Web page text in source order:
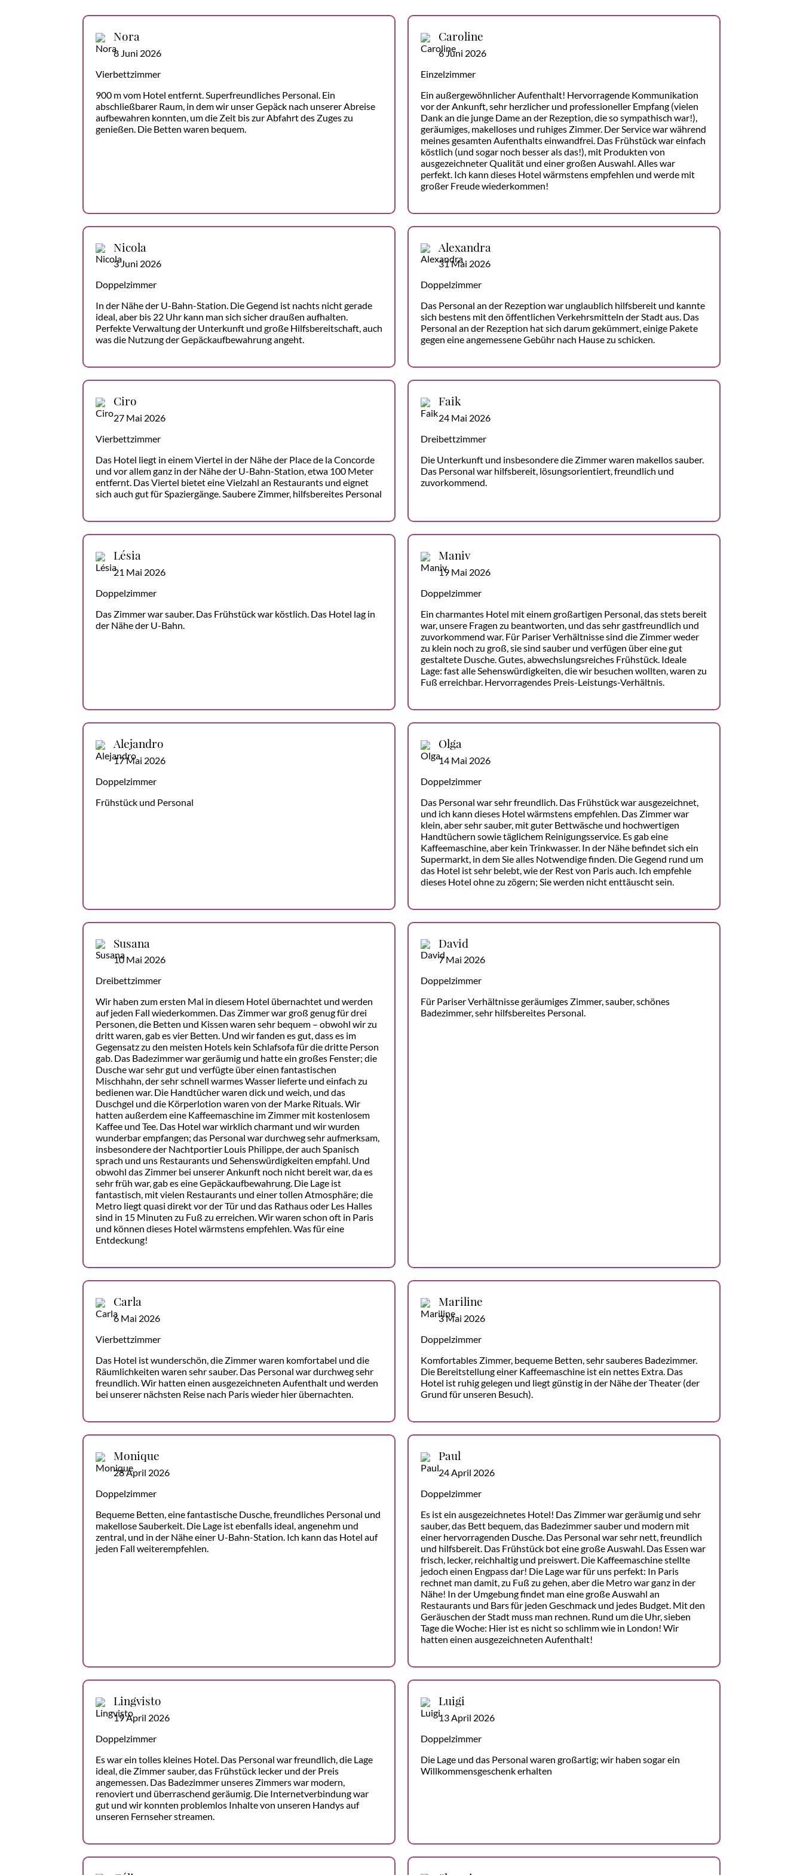
Nora
8 Juni 2026
Vierbettzimmer
900 m vom Hotel entfernt. Superfreundliches Personal. Ein
abschließbarer Raum, in dem wir unser Gepäck nach unserer Abreise
aufbewahren konnten, um die Zeit bis zur Abfahrt des Zuges zu
genießen. Die Betten waren bequem.
Caroline
6 Juni 2026
Einzelzimmer
Ein außergewöhnlicher Aufenthalt! Hervorragende Kommunikation
vor der Ankunft, sehr herzlicher und professioneller Empfang (vielen
Dank an die junge Dame an der Rezeption, die so sympathisch war!),
geräumiges, makelloses und ruhiges Zimmer. Der Service war während
meines gesamten Aufenthalts einwandfrei. Das Frühstück war einfach
köstlich (und sogar noch besser als das!), mit Produkten von
ausgezeichneter Qualität und einer großen Auswahl. Alles war
perfekt. Ich kann dieses Hotel wärmstens empfehlen und werde mit
großer Freude wiederkommen!
Nicola
3 Juni 2026
Doppelzimmer
In der Nähe der U-Bahn-Station. Die Gegend ist nachts nicht gerade
ideal, aber bis 22 Uhr kann man sich sicher draußen aufhalten.
Perfekte Verwaltung der Unterkunft und große Hilfsbereitschaft, auch
was die Nutzung der Gepäckaufbewahrung angeht.
Alexandra
31 Mai 2026
Doppelzimmer
Das Personal an der Rezeption war unglaublich hilfsbereit und kannte
sich bestens mit den öffentlichen Verkehrsmitteln der Stadt aus. Das
Personal an der Rezeption hat sich darum gekümmert, einige Pakete
gegen eine angemessene Gebühr nach Hause zu schicken.
Ciro
27 Mai 2026
Vierbettzimmer
Das Hotel liegt in einem Viertel in der Nähe der Place de la Concorde
und vor allem ganz in der Nähe der U-Bahn-Station, etwa 100 Meter
entfernt. Das Viertel bietet eine Vielzahl an Restaurants und eignet
sich auch gut für Spaziergänge. Saubere Zimmer, hilfsbereites Personal
Faik
24 Mai 2026
Dreibettzimmer
Die Unterkunft und insbesondere die Zimmer waren makellos sauber.
Das Personal war hilfsbereit, lösungsorientiert, freundlich und
zuvorkommend.
Lésia
21 Mai 2026
Doppelzimmer
Das Zimmer war sauber. Das Frühstück war köstlich. Das Hotel lag in
der Nähe der U-Bahn.
Maniv
19 Mai 2026
Doppelzimmer
Ein charmantes Hotel mit einem großartigen Personal, das stets bereit
war, unsere Fragen zu beantworten, und das sehr gastfreundlich und
zuvorkommend war. Für Pariser Verhältnisse sind die Zimmer weder
zu klein noch zu groß, sie sind sauber und verfügen über eine gut
gestaltete Dusche. Gutes, abwechslungsreiches Frühstück. Ideale
Lage: fast alle Sehenswürdigkeiten, die wir besuchen wollten, waren zu
Fuß erreichbar. Hervorragendes Preis-Leistungs-Verhältnis.
Alejandro
17 Mai 2026
Doppelzimmer
Frühstück und Personal
Olga
14 Mai 2026
Doppelzimmer
Das Personal war sehr freundlich. Das Frühstück war ausgezeichnet,
und ich kann dieses Hotel wärmstens empfehlen. Das Zimmer war
klein, aber sehr sauber, mit guter Bettwäsche und hochwertigen
Handtüchern sowie täglichem Reinigungsservice. Es gab eine
Kaffeemaschine, aber kein Trinkwasser. In der Nähe befindet sich ein
Supermarkt, in dem Sie alles Notwendige finden. Die Gegend rund um
das Hotel ist sehr belebt, wie der Rest von Paris auch. Ich empfehle
dieses Hotel ohne zu zögern; Sie werden nicht enttäuscht sein.
Susana
10 Mai 2026
Dreibettzimmer
Wir haben zum ersten Mal in diesem Hotel übernachtet und werden
auf jeden Fall wiederkommen. Das Zimmer war groß genug für drei
Personen, die Betten und Kissen waren sehr bequem – obwohl wir zu
dritt waren, gab es vier Betten. Und wir fanden es gut, dass es im
Gegensatz zu den meisten Hotels kein Schlafsofa für die dritte Person
gab. Das Badezimmer war geräumig und hatte ein großes Fenster; die
Dusche war sehr gut und verfügte über einen fantastischen
Mischhahn, der sehr schnell warmes Wasser lieferte und einfach zu
bedienen war. Die Handtücher waren dick und weich, und das
Duschgel und die Körperlotion waren von der Marke Rituals. Wir
hatten außerdem eine Kaffeemaschine im Zimmer mit kostenlosem
Kaffee und Tee. Das Hotel war wirklich charmant und wir wurden
wunderbar empfangen; das Personal war durchweg sehr aufmerksam,
insbesondere der Nachtportier Louis Philippe, der auch Spanisch
sprach und uns Restaurants und Sehenswürdigkeiten empfahl. Und
obwohl das Zimmer bei unserer Ankunft noch nicht bereit war, da es
sehr früh war, gab es eine Gepäckaufbewahrung. Die Lage ist
fantastisch, mit vielen Restaurants und einer tollen Atmosphäre; die
Metro liegt quasi direkt vor der Tür und das Rathaus oder Les Halles
sind in 15 Minuten zu Fuß zu erreichen. Wir waren schon oft in Paris
und können dieses Hotel wärmstens empfehlen. Was für eine
Entdeckung!
David
7 Mai 2026
Doppelzimmer
Für Pariser Verhältnisse geräumiges Zimmer, sauber, schönes
Badezimmer, sehr hilfsbereites Personal.
Carla
6 Mai 2026
Vierbettzimmer
Das Hotel ist wunderschön, die Zimmer waren komfortabel und die
Räumlichkeiten waren sehr sauber. Das Personal war durchweg sehr
freundlich. Wir hatten einen ausgezeichneten Aufenthalt und werden
bei unserer nächsten Reise nach Paris wieder hier übernachten.
Mariline
3 Mai 2026
Doppelzimmer
Komfortables Zimmer, bequeme Betten, sehr sauberes Badezimmer.
Die Bereitstellung einer Kaffeemaschine ist ein nettes Extra. Das
Hotel ist ruhig gelegen und liegt günstig in der Nähe der Theater (der
Grund für unseren Besuch).
Monique
28 April 2026
Doppelzimmer
Bequeme Betten, eine fantastische Dusche, freundliches Personal und
makellose Sauberkeit. Die Lage ist ebenfalls ideal, angenehm und
zentral, und in der Nähe einer U-Bahn-Station. Ich kann das Hotel auf
jeden Fall weiterempfehlen.
Paul
24 April 2026
Doppelzimmer
Es ist ein ausgezeichnetes Hotel! Das Zimmer war geräumig und sehr
sauber, das Bett bequem, das Badezimmer sauber und modern mit
einer hervorragenden Dusche. Das Personal war sehr nett, freundlich
und hilfsbereit. Das Frühstück bot eine große Auswahl. Das Essen war
frisch, lecker, reichhaltig und preiswert. Die Kaffeemaschine stellte
jedoch einen Engpass dar! Die Lage war für uns perfekt: In Paris
rechnet man damit, zu Fuß zu gehen, aber die Metro war ganz in der
Nähe! In der Umgebung findet man eine große Auswahl an
Restaurants und Bars für jeden Geschmack und jedes Budget. Mit den
Geräuschen der Stadt muss man rechnen. Rund um die Uhr, sieben
Tage die Woche: Hier ist es nicht so schlimm wie in London! Wir
hatten einen ausgezeichneten Aufenthalt!
Lingvisto
19 April 2026
Doppelzimmer
Es war ein tolles kleines Hotel. Das Personal war freundlich, die Lage
ideal, die Zimmer sauber, das Frühstück lecker und der Preis
angemessen. Das Badezimmer unseres Zimmers war modern,
renoviert und überraschend geräumig. Die Internetverbindung war
gut und wir konnten problemlos Inhalte von unseren Handys auf
unseren Fernseher streamen.
Luigi
13 April 2026
Doppelzimmer
Die Lage und das Personal waren großartig; wir haben sogar ein
Willkommensgeschenk erhalten